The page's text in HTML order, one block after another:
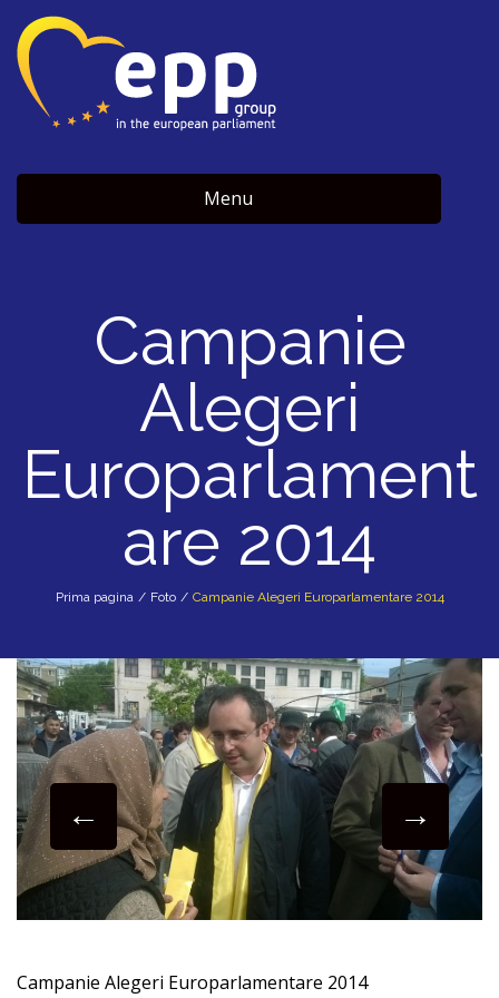
Menu
Campanie
Alegeri
Europarlament
are 2014
Prima pagina / Foto / Campanie Alegeri Europarlamentare 2014
Campanie Alegeri Europarlamentare 2014